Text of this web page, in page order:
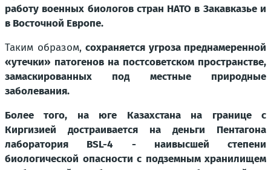
работу военных биологов стран НАТО в Закавказье и
в Восточной Европе.
Таким образом, сохраняется угроза преднамеренной
«утечки» патогенов на постсоветском пространстве,
замаскированных под местные природные
заболевания.
Более того, на юге Казахстана на границе с
Киргизией достраивается на деньги Пентагона
лаборатория BSL-4 - наивысшей степени
биологической опасности с подземным хранилищем